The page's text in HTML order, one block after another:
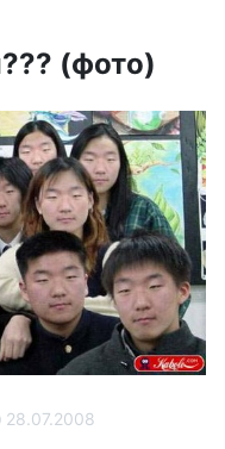
(фото)
28.07.2008